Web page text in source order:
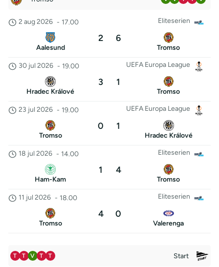
Eliteserien
2 aug 2026 - 17.00
Aalesund
2 6
Tromso
UEFA Europa League
30 jul 2026 - 19.00
Hradec Králové
3 1
Tromso
UEFA Europa League
23 jul 2026 - 19.00
Tromso
0 1
Hradec Králové
Eliteserien
18 jul 2026 - 14.00
Ham-Kam
1 4
Tromso
Eliteserien
11 jul 2026 - 18.00
Tromso
4 0
Valerenga
Start
T T V T T